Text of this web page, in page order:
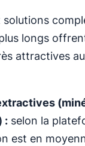
solutions
longs
attractives
: selon la
est en